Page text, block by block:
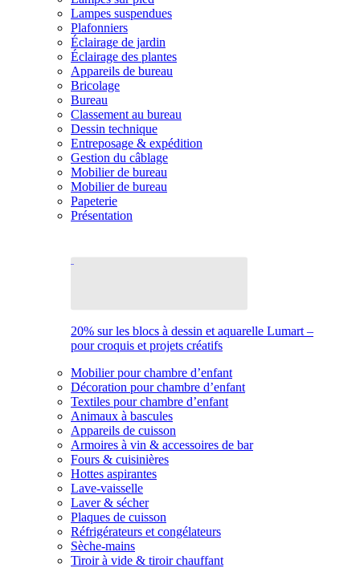
Lampes suspendues
Plafonniers
Éclairage de jardin
Éclairage des plantes
Appareils de bureau
Bricolage
Bureau
Classement au bureau
Dessin technique
Entreposage & expédition
Gestion du câblage
Mobilier de bureau
Mobilier de bureau
Papeterie
Présentation
20% sur les blocs à dessin et aquarelle Lumart –
pour croquis et projets créatifs
Mobilier pour chambre d’enfant
Décoration pour chambre d’enfant
Textiles pour chambre d’enfant
Animaux à bascules
Appareils de cuisson
Armoires à vin & accessoires de bar
Fours & cuisinières
Hottes aspirantes
Lave-vaisselle
Laver & sécher
Plaques de cuisson
Réfrigérateurs et congélateurs
Sèche-mains
Tiroir à vide & tiroir chauffant